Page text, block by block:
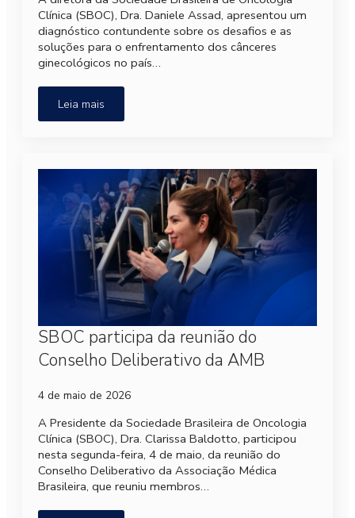
Clínica (SBOC), Dra. Daniele Assad, apresentou um
diagnóstico contundente sobre os desafios e as
soluções para o enfrentamento dos cânceres
ginecológicos no país…
Leia mais
SBOC participa da reunião do
Conselho Deliberativo da AMB
4 de maio de 2026
A Presidente da Sociedade Brasileira de Oncologia
Clínica (SBOC), Dra. Clarissa Baldotto, participou
nesta segunda-feira, 4 de maio, da reunião do
Conselho Deliberativo da Associação Médica
Brasileira, que reuniu membros…